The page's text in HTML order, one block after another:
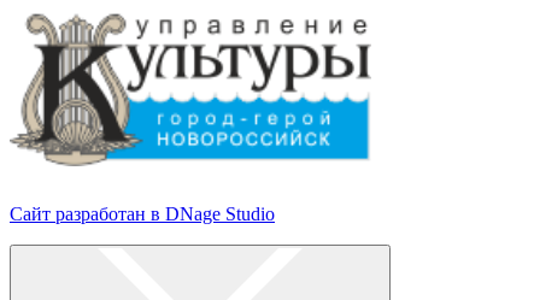
Сайт разработан в DNage Studio